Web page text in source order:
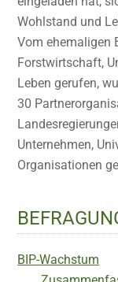
Wohlstand und
Vom ehemaligen
Forstwirtschaft,
Leben gerufen,
30
Unternehmen,
Organisationen
BIP-Wachstum